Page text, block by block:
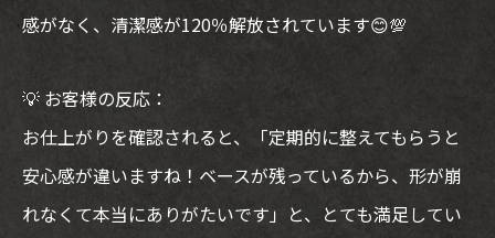
感がなく、清潔感が120％解放されています😊💯
💡 お客様の反応：
お仕上がりを確認されると、「定期的に整えてもらうと
安心感が違いますね！ベースが残っているから、形が崩
れなくて本当にありがたいです」と、とても満足してい